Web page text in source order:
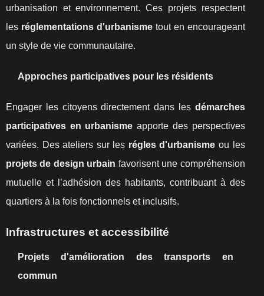
urbanisation et environnement. Ces projets respectent
les réglementations d'urbanismetout en encourageant
un style de vie communautaire.
Approches participatives pour les résidents
Engager les citoyens directement dans les démarches
participatives en urbanisme apporte des perspectives
variées. Des ateliers sur les régles d'urbanisme ou les
projets de design urbain favorisent une compréhension
mutuelle et l’adhésion des habitants, contribuant à des
quartiers à la fois fonctionnels et inclusifs.
Infrastructures et accessibilité
Projets d'amélioration des transports en
commun